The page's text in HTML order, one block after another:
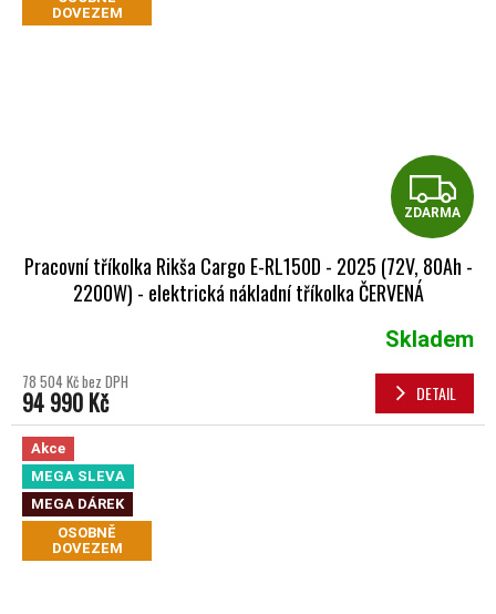
DOVEZEM
ZDARMA
Pracovní tříkolka Rikša Cargo E-RL150D - 2025 (72V, 80Ah -
2200W) - elektrická nákladní tříkolka ČERVENÁ
Skladem
78 504 Kč bez DPH
94 990 Kč DETAIL
Akce
MEGA SLEVA
MEGA DÁREK
OSOBNĚ
DOVEZEM